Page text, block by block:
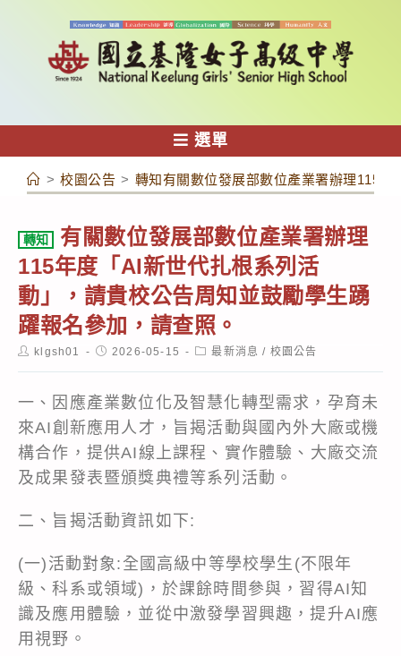
容
選單
> 校園公告 > 轉知有關數位發展部數位產業署辦理115
轉知
有關數位發展部數位產業署辦理
115年度「AI新世代扎根系列活
動」，請貴校公告周知並鼓勵學生踴
躍報名參加，請查照。
Postklgsh01
Post2026-05-15
Post最新消息 / 校園公告
一、因應產業數位化及智慧化轉型需求，孕育未
來AI創新應用人才，旨揭活動與國內外大廠或機
構合作，提供AI線上課程、實作體驗、大廠交流
及成果發表暨頒獎典禮等系列活動。
二、旨揭活動資訊如下:
(一)活動對象:全國高級中等學校學生(不限年
級、科系或領域)，於課餘時間參與，習得AI知
識及應用體驗，並從中激發學習興趣，提升AI應
用視野。